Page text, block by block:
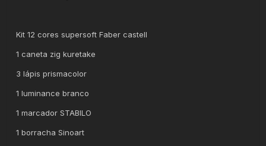
Kit 12 cores supersoft Faber castell
1 caneta zig kuretake
3 lápis prismacolor
1 luminance branco
1 marcador STABILO
1 borracha Sinoart